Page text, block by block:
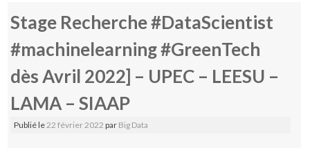
Stage Recherche #DataScientist
#machinelearning #GreenTech
dès Avril 2022] – UPEC – LEESU –
LAMA – SIAAP
Publié le 22 février 2022 par Big Data